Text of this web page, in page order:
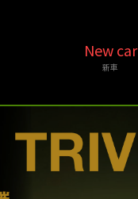
New car
新車